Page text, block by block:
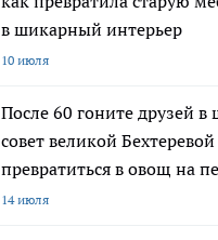
в шикарный интерьер
10 июля
После 60 гоните друзей
совет великой
превратиться в овощ на
14 июля